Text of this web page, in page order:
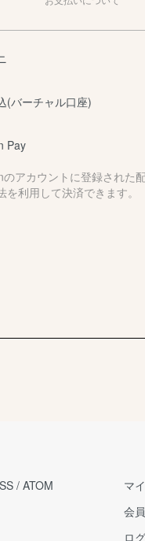
(バーチャル口座)
Pay
のアカウントに登録された
を利用して決済できます。
/ ATOM
マ
会
ロ